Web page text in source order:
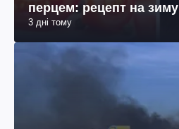
перцем: рецепт на зиму
3 дні тому